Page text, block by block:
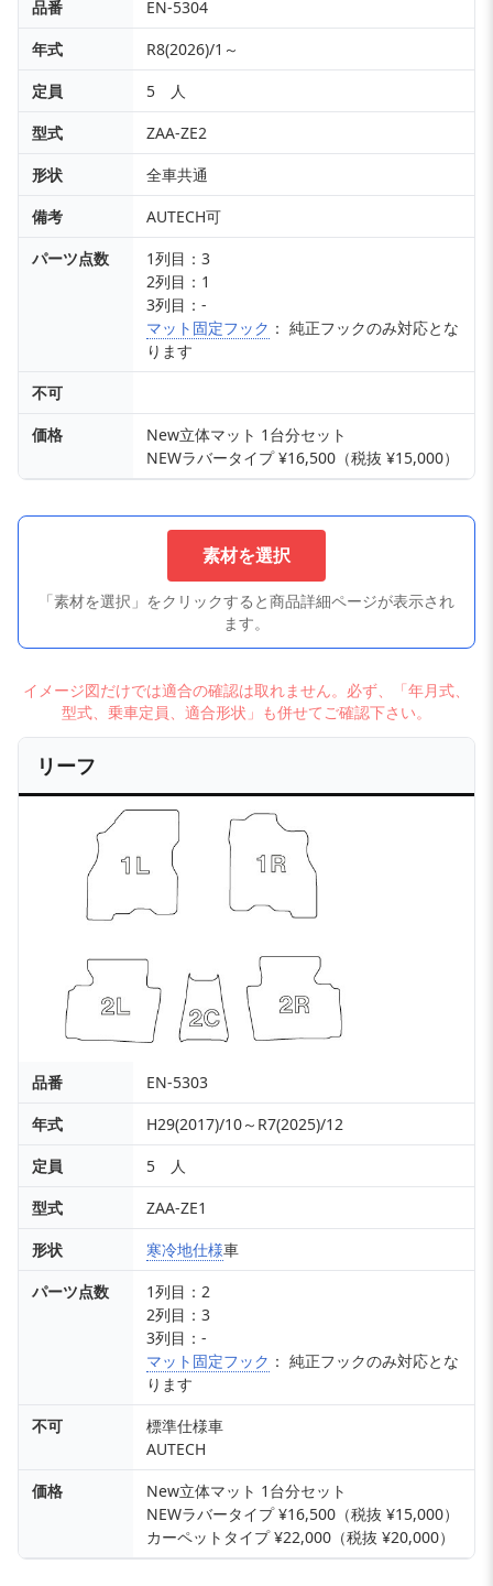
品番
EN-5304
年式
R8(2026)/1～
定員
5 人
型式
ZAA-ZE2
形状
全車共通
備考
AUTECH可
パーツ点数
1列目：3
2列目：1
3列目：-
マット固定フック ： 純正フックのみ対応とな
ります
不可
価格
New立体マット 1台分セット
NEWラバータイプ ¥16,500（税抜 ¥15,000）
素材を選択
「素材を選択」をクリックすると商品詳細ページが表示され
ます。
イメージ図だけでは適合の確認は取れません。必ず、「年月式、
型式、乗車定員、適合形状」も併せてご確認下さい。
リーフ
品番
EN-5303
年式
H29(2017)/10～R7(2025)/12
定員
5 人
型式
ZAA-ZE1
形状
寒冷地仕様車
パーツ点数
1列目：2
2列目：3
3列目：-
マット固定フック ： 純正フックのみ対応とな
ります
不可
標準仕様車
AUTECH
価格
New立体マット 1台分セット
NEWラバータイプ ¥16,500（税抜 ¥15,000）
カーペットタイプ ¥22,000（税抜 ¥20,000）